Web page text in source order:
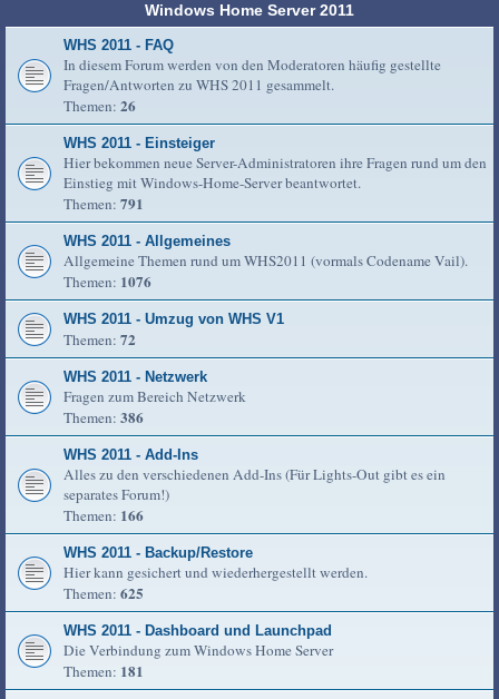
Windows Home Server 2011
WHS 2011 - FAQ
In diesem Forum werden von den Moderatoren häufig gestellte
Fragen/Antworten zu WHS 2011 gesammelt.
Themen: 26
WHS 2011 - Einsteiger
Hier bekommen neue Server-Administratoren ihre Fragen rund um den
Einstieg mit Windows-Home-Server beantwortet.
Themen: 791
WHS 2011 - Allgemeines
Allgemeine Themen rund um WHS2011 (vormals Codename Vail).
Themen: 1076
WHS 2011 - Umzug von WHS V1
Themen: 72
WHS 2011 - Netzwerk
Fragen zum Bereich Netzwerk
Themen: 386
WHS 2011 - Add-Ins
Alles zu den verschiedenen Add-Ins (Für Lights-Out gibt es ein
separates Forum!)
Themen: 166
WHS 2011 - Backup/Restore
Hier kann gesichert und wiederhergestellt werden.
Themen: 625
WHS 2011 - Dashboard und Launchpad
Die Verbindung zum Windows Home Server
Themen: 181